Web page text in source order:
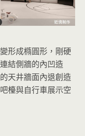
形成橢圓形，剛硬
結側牆的內凹造
天井牆面內退創造
檯與自行車展示空